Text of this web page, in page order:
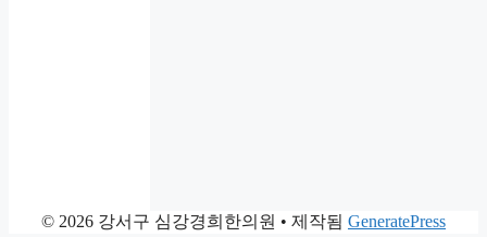
© 2026 강서구 심강경희한의원 • 제작됨 GeneratePress